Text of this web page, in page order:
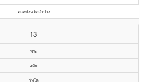
คณะจังหวัดลำปาง
13
พระ
สมัย
วัทโล